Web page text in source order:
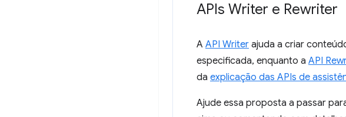
APIs Writer e Rewriter
A API Writer ajuda a criar
especificada, enquanto a API
da explicação das APIs de
Ajude essa proposta a passar